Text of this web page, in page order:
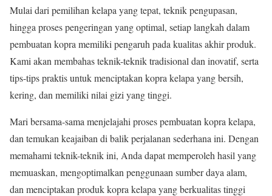
Mulai dari pemilihan kelapa yang tepat, teknik pengupasan,
hingga proses pengeringan yang optimal, setiap langkah dalam
pembuatan kopra memiliki pengaruh pada kualitas akhir produk.
Kami akan membahas teknik-teknik tradisional dan inovatif, serta
tips-tips praktis untuk menciptakan kopra kelapa yang bersih,
kering, dan memiliki nilai gizi yang tinggi.
Mari bersama-sama menjelajahi proses pembuatan kopra kelapa,
dan temukan keajaiban di balik perjalanan sederhana ini. Dengan
memahami teknik-teknik ini, Anda dapat memperoleh hasil yang
memuaskan, mengoptimalkan penggunaan sumber daya alam,
dan menciptakan produk kopra kelapa yang berkualitas tinggi